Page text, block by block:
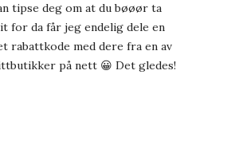
tipse deg om at du bøøør ta
for da får jeg endelig dele en
rabattkode med dere fra en av
på nett 😀 Det gledes!